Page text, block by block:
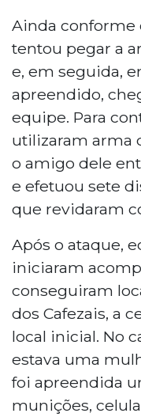
Ainda conforme
tentou pegar a
e, em seguida,
apreendido,
equipe. Para
utilizaram arma
o amigo dele
e efetuou sete
que revidaram
Após o ataque,
iniciaram
conseguiram
dos Cafezais, a
local inicial. No
estava uma
foi apreendida
munições,